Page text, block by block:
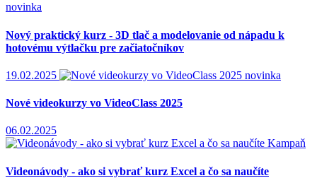
novinka
Nový praktický kurz - 3D tlač a modelovanie od nápadu k
hotovému výtlačku pre začiatočníkov
19.02.2025 novinka
Nové videokurzy vo VideoClass 2025
06.02.2025
Kampaň
Videonávody - ako si vybrať kurz Excel a čo sa naučíte